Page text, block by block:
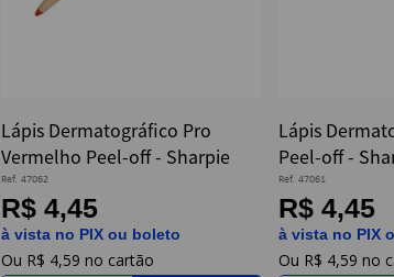
Lápis Dermatográfico Pro
Vermelho Peel-off - Sharpie
Ref. 47062
R$ 4,45
à vista no PIX ou boleto
R$ 4,59
Lápis
Peel-off -
Ref. 47061
R$ 4,45
à vista no PIX
R$ 4,59